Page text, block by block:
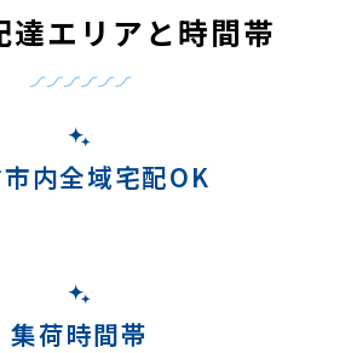
達エリアと時間帯
内全域宅配OK
集荷時間帯